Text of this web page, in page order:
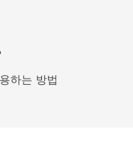
하는 방법